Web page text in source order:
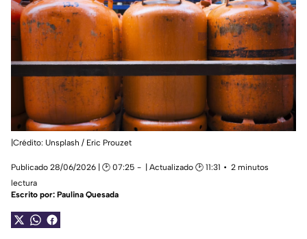
|Crédito: Unsplash / Eric Prouzet
Publicado 28/06/2026 | 🕑 07:25 | Actualizado 🕑 11:31
2 minutos
lectura
Escrito por: Paulina Quesada